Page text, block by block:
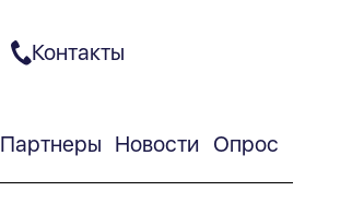
Контакты
Партнеры Новости Опрос